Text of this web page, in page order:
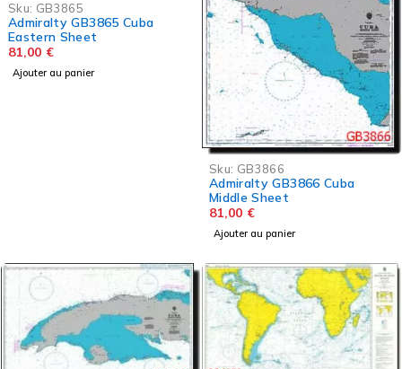
Sku: GB3865
Admiralty GB3865 Cuba
Eastern Sheet
81,00 €
Ajouter au panier
Sku: GB3866
Admiralty GB3866 Cuba
Middle Sheet
81,00 €
Ajouter au panier